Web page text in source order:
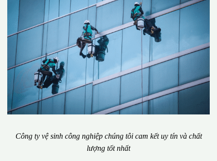
Công ty vệ sinh công nghiệp chúng tôi cam kết uy tín và chất
lượng tốt nhất